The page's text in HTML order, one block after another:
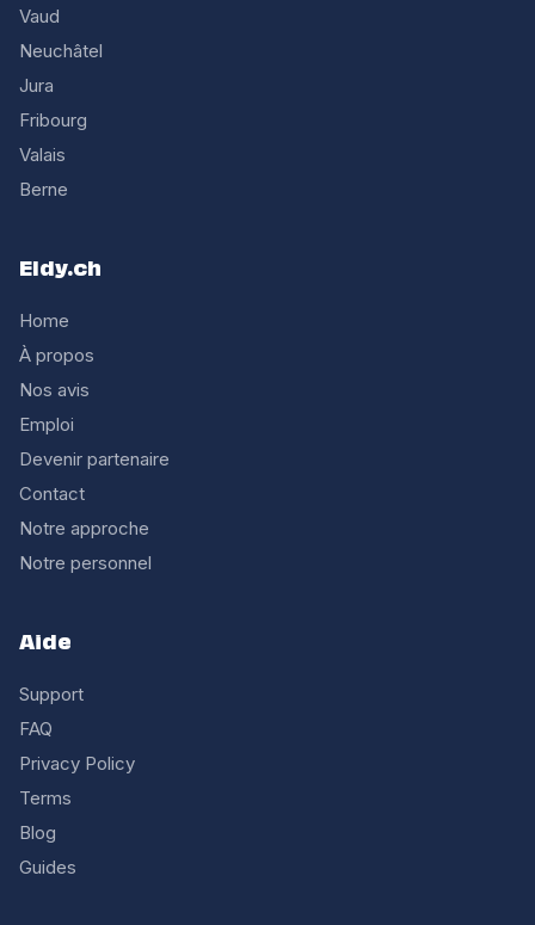
Vaud
Neuchâtel
Jura
Fribourg
Valais
Berne
Eldy.ch
Home
À propos
Nos avis
Emploi
Devenir partenaire
Contact
Notre approche
Notre personnel
Aide
Support
FAQ
Privacy Policy
Terms
Blog
Guides